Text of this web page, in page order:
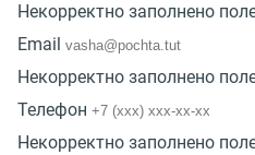
Некорректно заполнено
Email
Некорректно заполнено
Телефон
Некорректно заполнено